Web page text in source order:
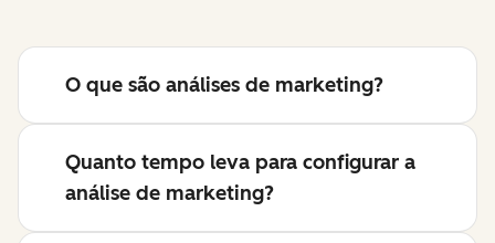
O que são análises de marketing?
Quanto tempo leva para configurar a
análise de marketing?